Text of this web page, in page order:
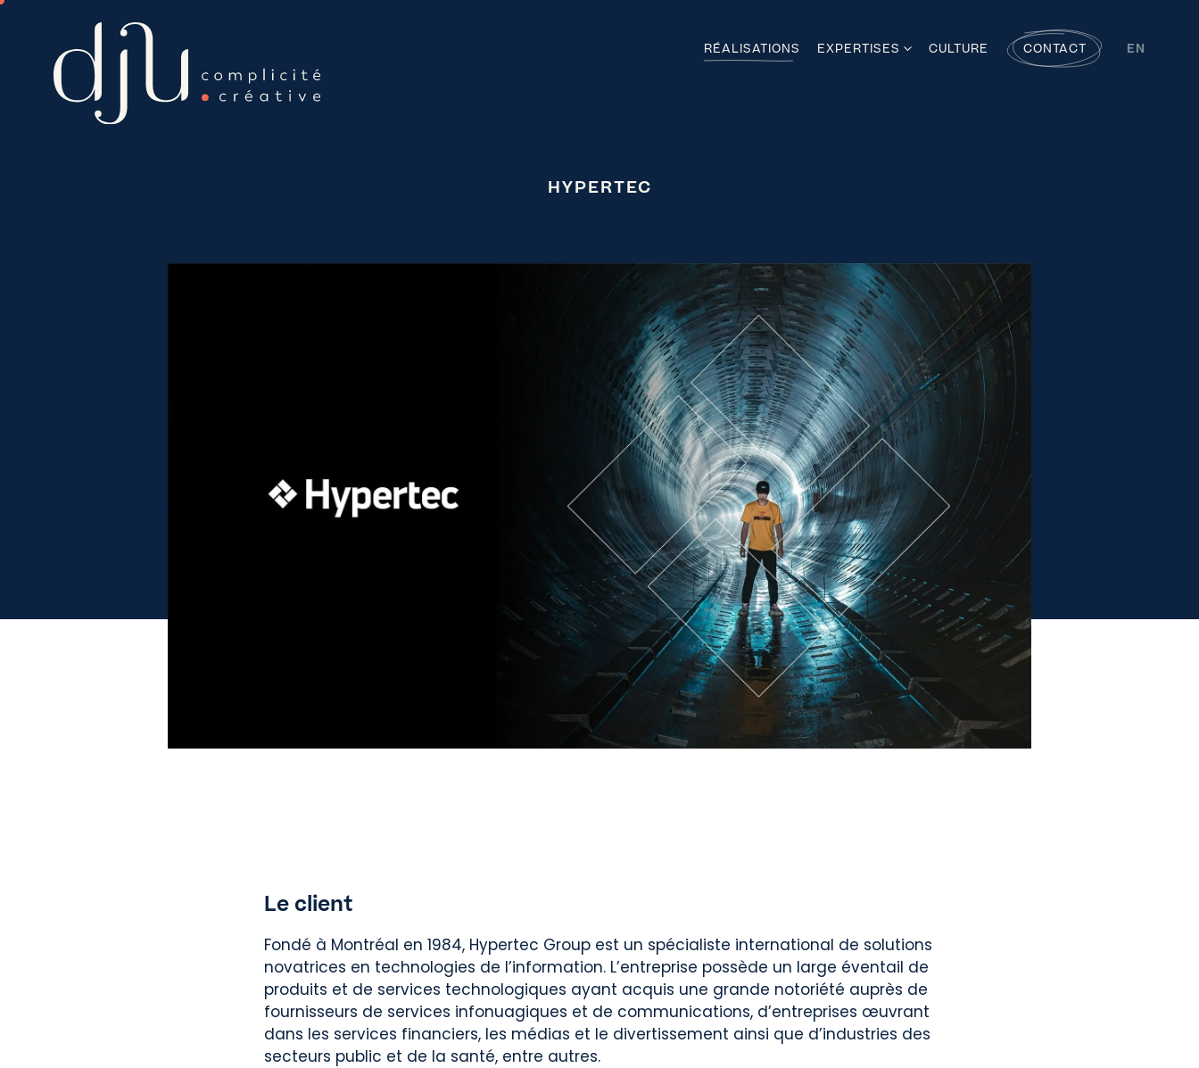
RÉALISATIONS EXPERTISES CULTURE CONTACT EN
HYPERTEC
Le client
Fondé à Montréal en 1984, Hypertec Group est un spécialiste international de solutions
novatrices en technologies de l’information. L’entreprise possède un large éventail de
produits et de services technologiques ayant acquis une grande notoriété auprès de
fournisseurs de services infonuagiques et de communications, d’entreprises œuvrant
dans les services financiers, les médias et le divertissement ainsi que d’industries des
secteurs public et de la santé, entre autres.